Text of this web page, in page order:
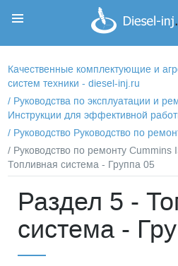
Качественные комплектующие и
систем техники - diesel-inj.ru
/ Руководства по эксплуатации и
Инструкции для эффективной
/ Руководство Руководство по
/ Руководство по ремонту Cummins
Топливная система - Группа 05
Раздел 5 -
система -